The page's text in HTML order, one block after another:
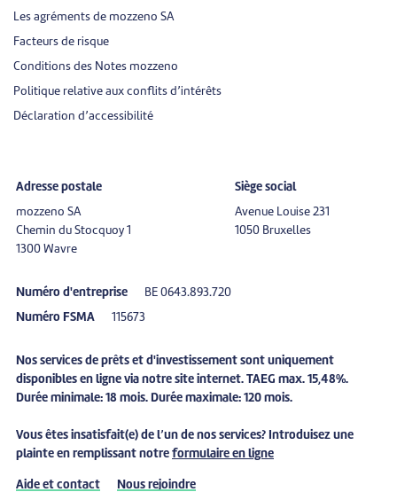
Les agréments de mozzeno SA
Facteurs de risque
Conditions des Notes mozzeno
Politique relative aux conflits d’intérêts
Déclaration d’accessibilité
Adresse postale
mozzeno SA
Chemin du Stocquoy 1
1300 Wavre
Siège social
Avenue Louise 231
1050 Bruxelles
Numéro d'entreprise BE 0643.893.720
Numéro FSMA 115673
Nos services de prêts et d'investissement sont uniquement
disponibles en ligne via notre site internet. TAEG max. 15,48%.
Durée minimale: 18 mois. Durée maximale: 120 mois.
Vous êtes insatisfait(e) de l’un de nos services? Introduisez une
plainte en remplissant notre formulaire en ligne
Aide et contact Nous rejoindre